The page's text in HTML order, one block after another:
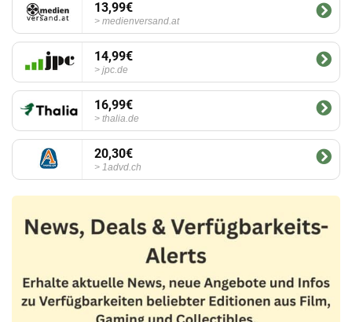
13,99€
medienversand.at
14,99€
jpc.de
16,99€
thalia.de
20,30€
1advd.ch